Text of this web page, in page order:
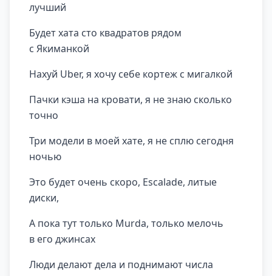
лучший
Будет хата сто квадратов рядом
с Якиманкой
Нахуй Uber, я хочу себе кортеж с мигалкой
Пачки кэша на кровати, я не знаю сколько
точно
Три модели в моей хате, я не сплю сегодня
ночью
Это будет очень скоро, Escalade, литые
диски,
А пока тут только Murda, только мелочь
в его джинсах
Люди делают дела и поднимают числа